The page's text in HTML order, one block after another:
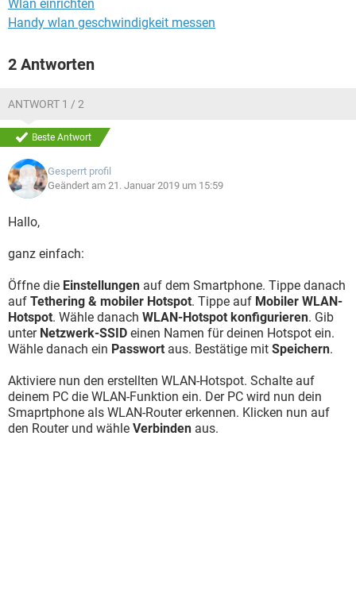
Wlan einrichten
Handy wlan geschwindigkeit messen
2 Antworten
ANTWORT 1 / 2
Beste Antwort
Gesperrt profil
Geändert am 21. Januar 2019 um 15:59
Hallo,
ganz einfach:
Öffne die Einstellungen auf dem Smartphone. Tippe danach
auf Tethering & mobiler Hotspot. Tippe auf Mobiler WLAN-
Hotspot. Wähle danach WLAN-Hotspot konfigurieren. Gib
unter Netzwerk-SSID einen Namen für deinen Hotspot ein.
Wähle danach ein Passwort aus. Bestätige mit Speichern.
Aktiviere nun den erstellten WLAN-Hotspot. Schalte auf
deinem PC die WLAN-Funktion ein. Der PC wird nun dein
Smaprtphone als WLAN-Router erkennen. Klicken nun auf
den Router und wähle Verbinden aus.